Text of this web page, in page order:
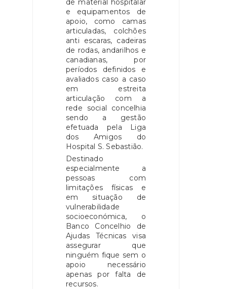
de material hospitalar
e equipamentos de
apoio, como camas
articuladas, colchões
anti escaras, cadeiras
de rodas, andarilhos e
canadianas, por
períodos definidos e
avaliados caso a caso
em estreita
articulação com a
rede social concelhia
sendo a gestão
efetuada pela Liga
dos Amigos do
Hospital S. Sebastião.
Destinado
especialmente a
pessoas com
limitações físicas e
em situação de
vulnerabilidade
socioeconómica, o
Banco Concelhio de
Ajudas Técnicas visa
assegurar que
ninguém fique sem o
apoio necessário
apenas por falta de
recursos.